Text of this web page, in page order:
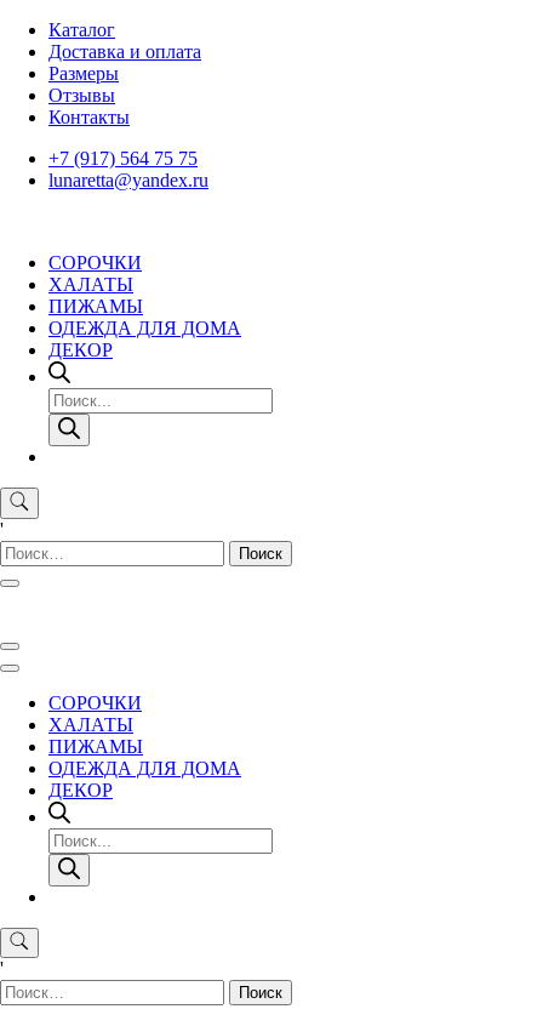
Skip
content
Каталог
Доставка и оплата
Размеры
Отзывы
Контакты
+7 (917) 564 75 75
lunaretta@yandex.ru
СОРОЧКИ
ХАЛАТЫ
ПИЖАМЫ
ОДЕЖДА ДЛЯ ДОМА
ДЕКОР
Поиск
товаров
'
Найти:
СОРОЧКИ
ХАЛАТЫ
ПИЖАМЫ
ОДЕЖДА ДЛЯ ДОМА
ДЕКОР
Поиск
товаров
'
Найти: